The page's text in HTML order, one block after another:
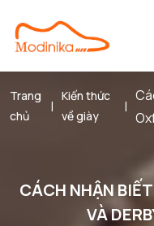
Trang
chủ
|
Kiến thức
về giày
|
CÁCH NHẬN
VÀ